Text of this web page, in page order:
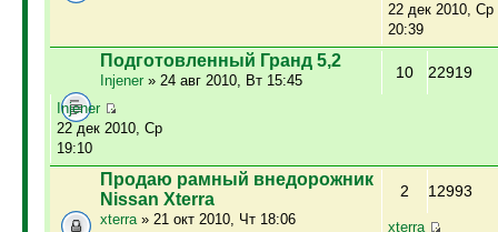
22 дек 2010, Ср
20:39
Подготовленный Гранд 5,2
Injener» 24 авг 2010, Вт 15:45 10 22919
Injener
22 дек 2010, Ср
19:10
Продаю рамный внедорожник
Nissan Xterra
xterra» 21 окт 2010, Чт 18:06
2 12993
xterra